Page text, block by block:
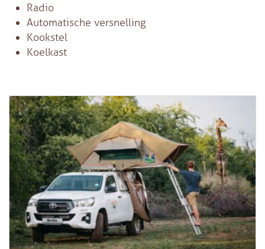
Radio
Automatische versnelling
Kookstel
Koelkast